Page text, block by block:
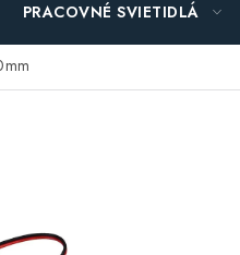
PRACOVNÉ SVIETIDLÁ